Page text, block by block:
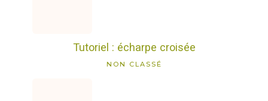
Tutoriel : écharpe croisée
NON CLASSÉ